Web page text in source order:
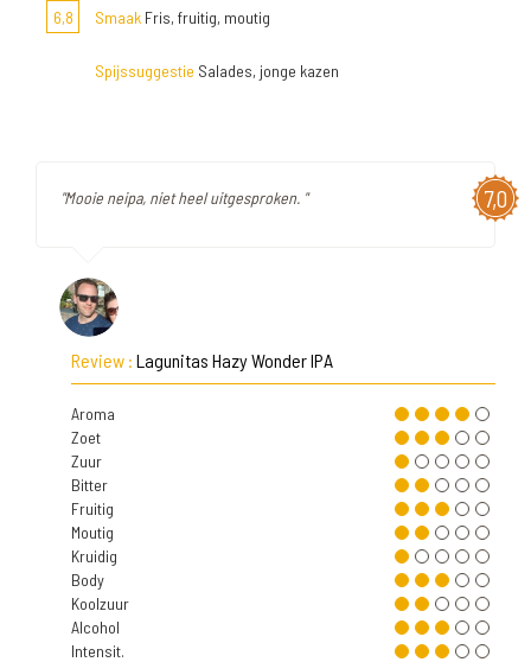
6,8 Smaak Fris, fruitig, moutig
Spijssuggestie Salades, jonge kazen
7,0
"Mooie neipa, niet heel uitgesproken. "
Review : Lagunitas Hazy Wonder IPA
Aroma
Zoet
Zuur
Bitter
Fruitig
Moutig
Kruidig
Body
Koolzuur
Alcohol
Intensit.